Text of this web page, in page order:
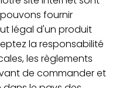
fournir
légal d'un produit
la responsabilité
les règlements
de commander et